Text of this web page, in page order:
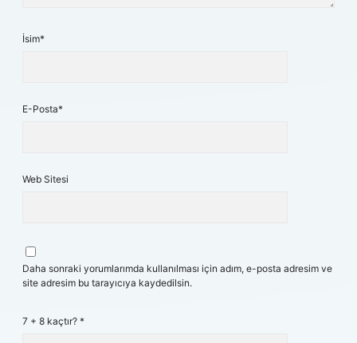
İsim*
E-Posta*
Web Sitesi
Daha sonraki yorumlarımda kullanılması için adım, e-posta adresim ve
site adresim bu tarayıcıya kaydedilsin.
7 + 8 kaçtır? *